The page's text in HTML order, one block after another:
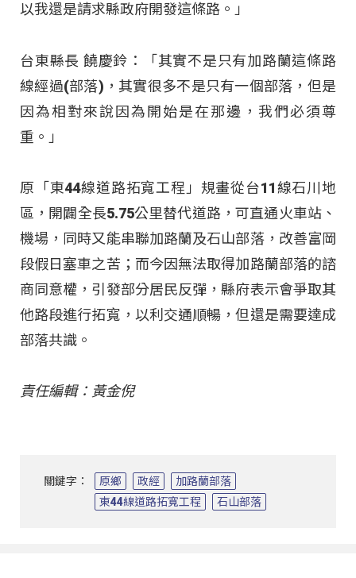
以我還是請求縣政府開發這條路。」
台東縣長 饒慶鈴：「其實不是只有加路蘭這條路
線經過(部落)，其實很多不是只有一個部落，但是
因為相對來說因為開始是在那邊，我們必須尊
重。」
原「東44線道路拓寬工程」規畫從台11線石川地
區，開闢全長5.75公里替代道路，可直通火車站、
機場，同時又能串聯加路蘭及石山部落，改善富岡
段假日塞車之苦；而今因無法取得加路蘭部落的諮
商同意權，引發部分居民反彈，縣府表示會爭取其
他路段進行拓寬，以利交通順暢，但還是需要達成
部落共識。
責任編輯：黃金倪
關鍵字： 原鄉 政經
加路蘭部落
東44線道路拓寬工程
石山部落